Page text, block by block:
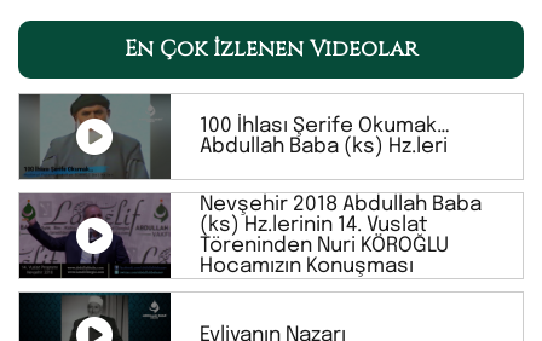
En Çok İzlenen Videolar
100 İhlası Şerife Okumak…
Abdullah Baba (ks) Hz.leri
Nevşehir 2018 Abdullah Baba
(ks) Hz.lerinin 14. Vuslat
Töreninden Nuri KÖROĞLU
Hocamızın Konuşması
Evliyanın Nazarı